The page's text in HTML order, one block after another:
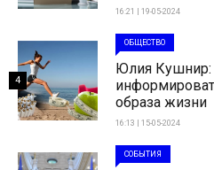
16:21 | 19-05-2024
ОБЩЕСТВО
Юлия Кушнир:
образа жизни
16:13 | 15-05-2024
4
СОБЫТИЯ